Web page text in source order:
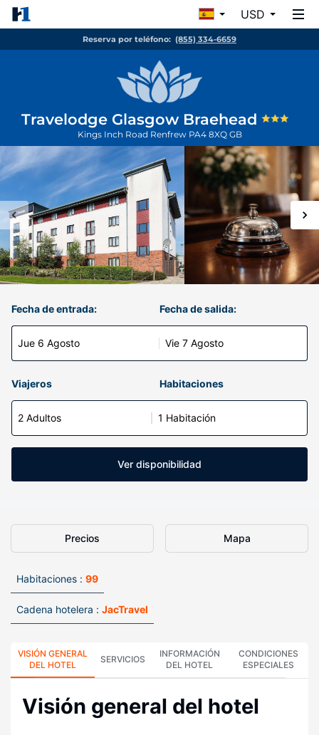
USD
Reserva por teléfono: (855) 334-6659
Travelodge Glasgow Braehead
Kings Inch Road Renfrew PA4 8XQ GB
Fecha de entrada:
Jue 6 Agosto
Fecha de salida:
Vie 7 Agosto
Viajeros Habitaciones
2 Adultos 1 Habitación
Ver disponibilidad
Precios Mapa
Habitaciones : 99
Cadena hotelera : JacTravel
VISIÓN GENERAL
DEL HOTEL
SERVICIOS
INFORMACIÓN
DEL HOTEL
CONDICIONES
ESPECIALES
Visión general del hotel